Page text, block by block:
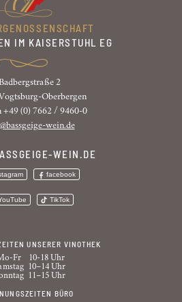
IM KAISERSTUHL EG
2
Oberbergen
+49 (0) 7662 / 9460-0
wein.de
WEIN.DE
facebook
TikTok
UNSERER VINOTHEK
Fr
10-18 Uhr
10–14 Uhr
11–15 Uhr
BÜRO